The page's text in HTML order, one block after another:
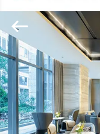
ZU
HAUSE
PRODUKTE
Rights
Reserved.